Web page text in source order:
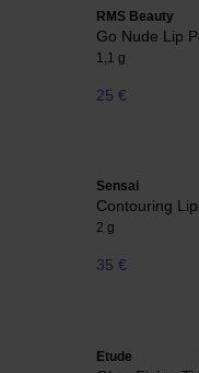
RMS Beauty
Go Nude Lip
1,1 g
25 €
Sensai
Contouring
2 g
35 €
Etude